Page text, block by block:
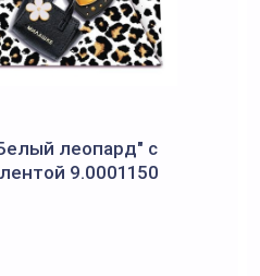
леопард" с
9.0001150